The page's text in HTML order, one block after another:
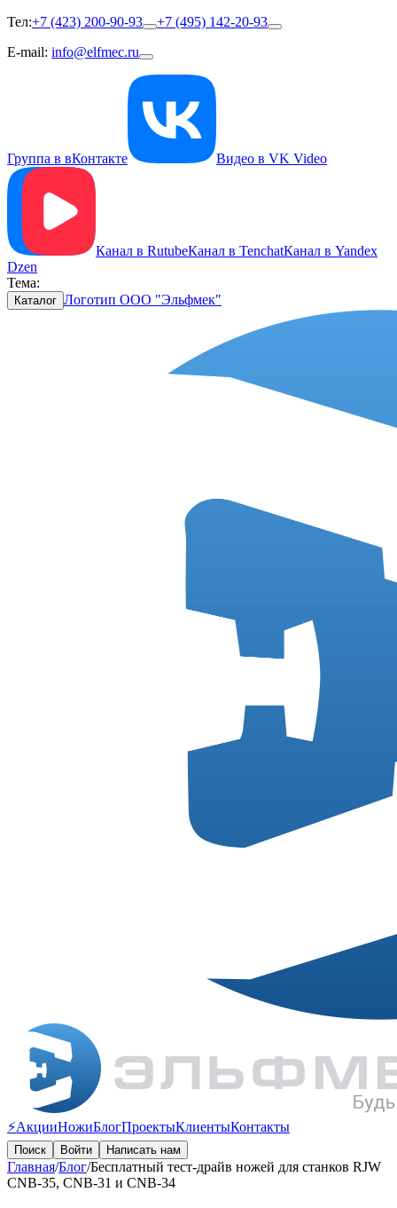
Тел:+7 (423) 200-90-93
+7 (495) 142-20-93
E-mail: info@elfmec.ru
Группа в вКонтакте Видео в VK Video
Канал в RutubeКанал в TenchatКанал в Yandex
Dzen
Тема:
Каталог Логотип ООО "Эльфмек"
⚡️АкцииНожиБлогПроектыКлиентыКонтакты
Поиск Войти Написать нам
Главная/Блог/Бесплатный тест-драйв ножей для станков RJW
CNB-35, CNB-31 и CNB-34